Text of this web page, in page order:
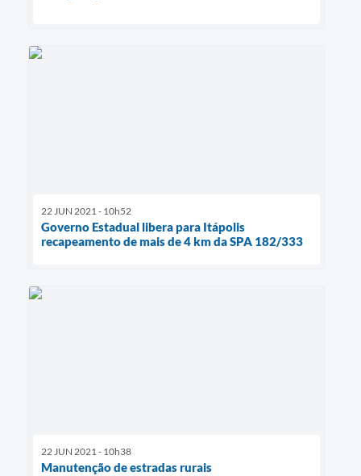
22 JUN 2021 - 10h52
Governo Estadual libera para Itápolis
recapeamento de mais de 4 km da SPA 182/333
22 JUN 2021 - 10h38
Manutenção de estradas rurais